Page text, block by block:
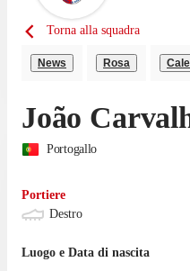
Torna alla squadra
News Rosa
João
Portogallo
Portiere
Destro
Luogo e Data di nascita